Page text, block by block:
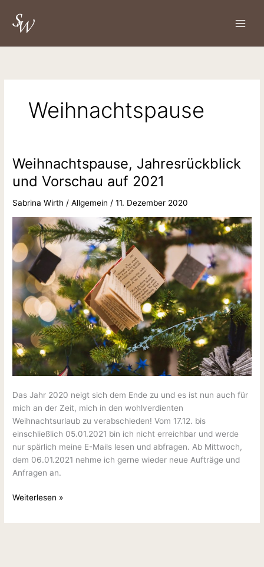
Inhalt
springen
Weihnachtspause
Weihnachtspause, Jahresrückblick
und Vorschau auf 2021
Sabrina Wirth /Allgemein /11. Dezember 2020
Das Jahr 2020 neigt sich dem Ende zu und es ist nun auch für
mich an der Zeit, mich in den wohlverdienten
Weihnachtsurlaub zu verabschieden! Vom 17.12. bis
einschließlich 05.01.2021 bin ich nicht erreichbar und werde
nur spärlich meine E-Mails lesen und abfragen. Ab Mittwoch,
dem 06.01.2021 nehme ich gerne wieder neue Aufträge und
Anfragen an.
Weihnachtspause,
Jahresrückblick
und
Vorschau
2021
Weiterlesen »
u